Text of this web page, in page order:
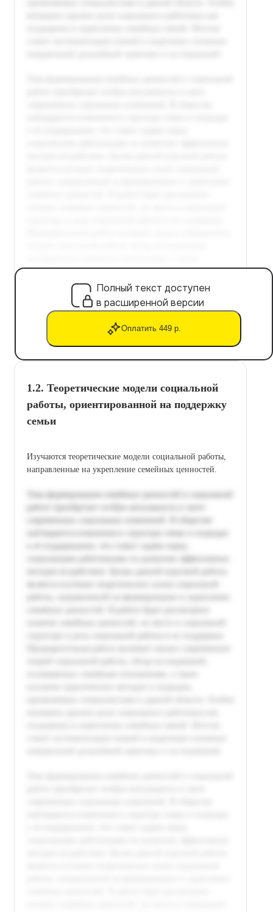
Полный текст доступен
в расширенной версии
Оплатить 449 р.
1.2. Теоретические модели социальной
работы, ориентированной на поддержку
семьи
Изучаются теоретические модели социальной работы,
направленные на укрепление семейных ценностей.